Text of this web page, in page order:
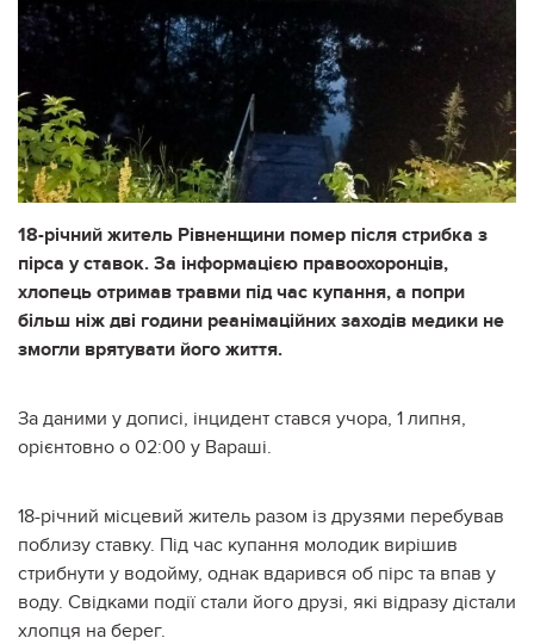
18-річний житель Рівненщини помер після стрибка з
пірса у ставок. За інформацією правоохоронців,
хлопець отримав травми під час купання, а попри
більш ніж дві години реанімаційних заходів медики не
змогли врятувати його життя.
За даними у дописі, інцидент стався учора, 1 липня,
орієнтовно о 02:00 у Вараші.
18-річний місцевий житель разом із друзями перебував
поблизу ставку. Під час купання молодик вирішив
стрибнути у водойму, однак вдарився об пірс та впав у
воду. Свідками події стали його друзі, які відразу дістали
хлопця на берег.